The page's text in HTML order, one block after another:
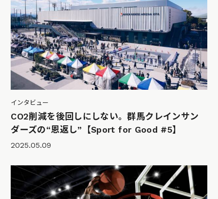
インタビュー
CO2削減を後回しにしない。群馬クレインサン
ダーズの“恩返し”【Sport for Good #5】
2025.05.09